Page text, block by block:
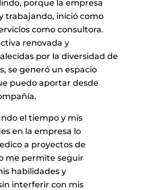
porque la empresa
trabajando, inició como
como consultora.
renovada y
por la diversidad de
se generó un espacio
puedo aportar desde
el tiempo y mis
en la empresa lo
a proyectos de
me permite seguir
habilidades y
interferir con mis